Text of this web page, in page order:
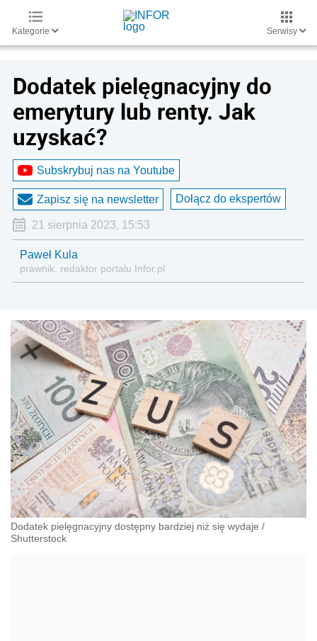
Kategorie Serwisy
Dodatek pielęgnacyjny do
emerytury lub renty. Jak
uzyskać?
Subskrybuj nas na Youtube
Zapisz się na newsletter Dołącz do ekspertów
21 sierpnia 2023, 15:53
Paweł Kula
prawnik, redaktor portalu Infor.pl
Dodatek pielęgnacyjny dostępny bardziej niż się wydaje /
Shutterstock